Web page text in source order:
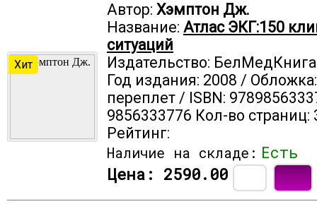
Хит
Автор: Хэмптон Дж.
Название: Атлас ЭКГ:150
ситуаций
Издательство: БелМедКнига
Год издания: 2008 /
переплет / ISBN:
9856333776 Кол-во страниц:
Рейтинг:
Наличие на складе: Есть
Цена: 2590.00